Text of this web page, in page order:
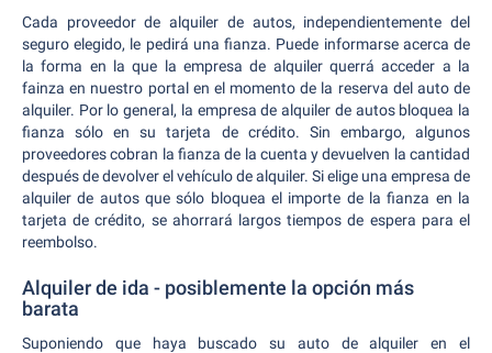
Cada proveedor de alquiler de autos, independientemente del
seguro elegido, le pedirá una fianza. Puede informarse acerca de
la forma en la que la empresa de alquiler querrá acceder a la
fainza en nuestro portal en el momento de la reserva del auto de
alquiler. Por lo general, la empresa de alquiler de autos bloquea la
fianza sólo en su tarjeta de crédito. Sin embargo, algunos
proveedores cobran la fianza de la cuenta y devuelven la cantidad
después de devolver el vehículo de alquiler. Si elige una empresa de
alquiler de autos que sólo bloquea el importe de la fianza en la
tarjeta de crédito, se ahorrará largos tiempos de espera para el
reembolso.
Alquiler de ida - posiblemente la opción más
barata
Suponiendo que haya buscado su auto de alquiler en el